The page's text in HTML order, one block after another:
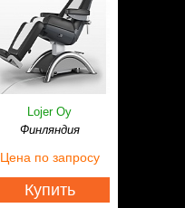
Lojer Oy
Финляндия
Цена по запросу
Купить